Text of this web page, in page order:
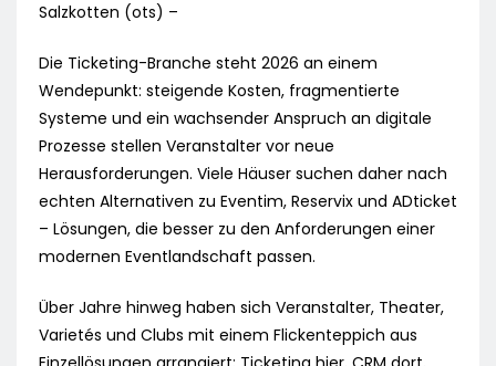
Salzkotten (ots) –
Die Ticketing-Branche steht 2026 an einem
Wendepunkt: steigende Kosten, fragmentierte
Systeme und ein wachsender Anspruch an digitale
Prozesse stellen Veranstalter vor neue
Herausforderungen. Viele Häuser suchen daher nach
echten Alternativen zu Eventim, Reservix und ADticket
– Lösungen, die besser zu den Anforderungen einer
modernen Eventlandschaft passen.
Über Jahre hinweg haben sich Veranstalter, Theater,
Varietés und Clubs mit einem Flickenteppich aus